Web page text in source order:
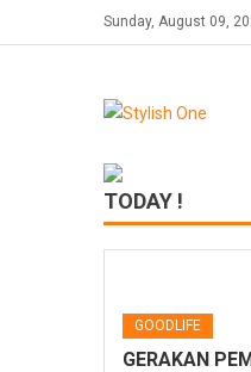
to
Sunday, August 09,
TODAY !
GOODLIFE
GERAKAN